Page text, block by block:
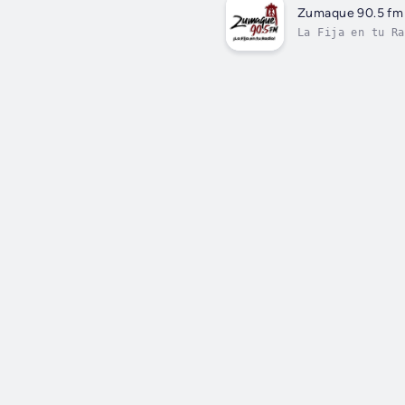
Zumaque 90.5 fm
La Fija en tu